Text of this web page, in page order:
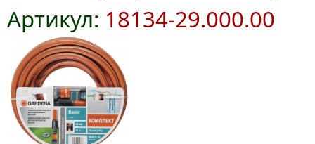
Артикул: 18134-29.000.00